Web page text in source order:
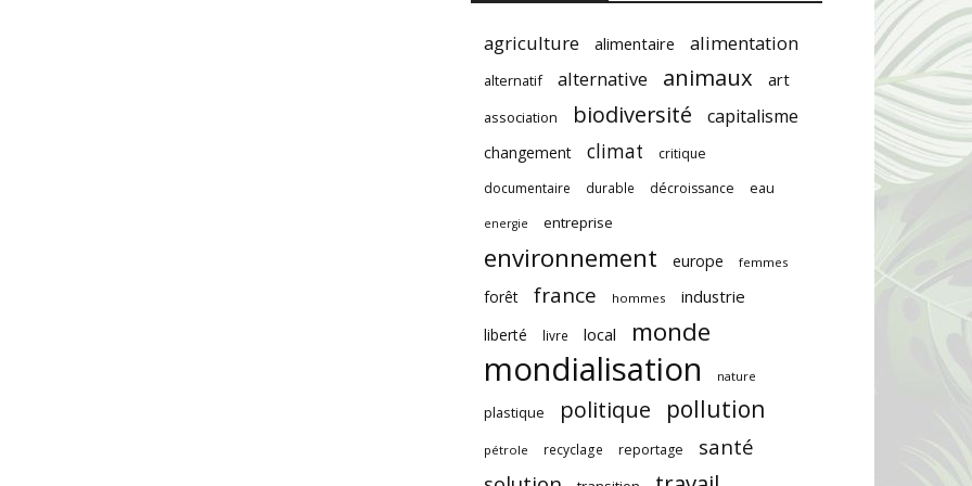
agriculture alimentaire alimentation
alternatif alternative animaux art
association biodiversité capitalisme
changement climat
critique
documentaire
durable décroissance eau
energie entreprise
environnement europe femmes
forêt france hommes industrie
liberté livre local monde
mondialisation nature
plastique politique pollution
pétrole recyclage reportage
santé